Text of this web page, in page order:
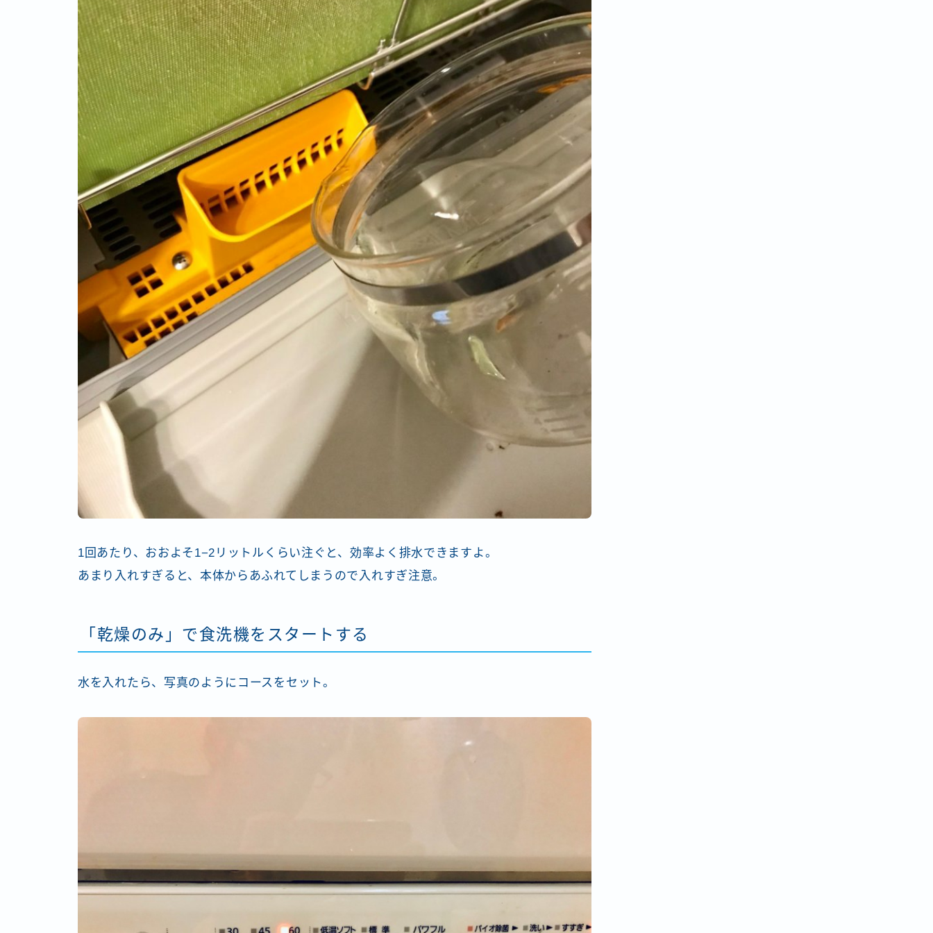
1回あたり、おおよそ1−2リットルくらい注ぐと、効率よく排水できますよ。
あまり入れすぎると、本体からあふれてしまうので入れすぎ注意。
「乾燥のみ」で食洗機をスタートする
水を入れたら、写真のようにコースをセット。